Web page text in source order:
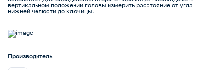
вертикальном положении головы измерить расстояние от угла
нижней челюсти до ключицы.
Производитель